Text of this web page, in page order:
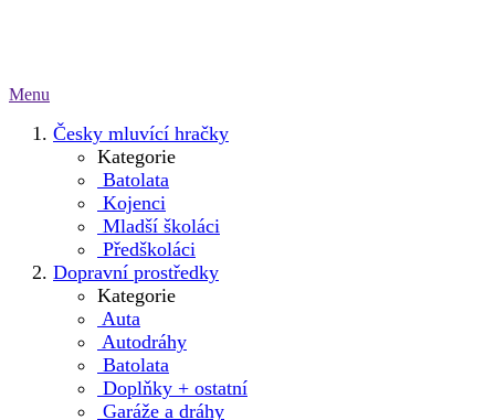
Menu
Česky mluvící hračky
Kategorie
Batolata
Kojenci
Mladší školáci
Předškoláci
Dopravní prostředky
Kategorie
Auta
Autodráhy
Batolata
Doplňky + ostatní
Garáže a dráhy